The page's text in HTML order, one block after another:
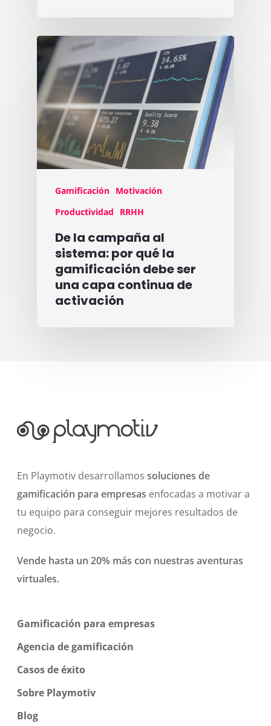
Gamificación Motivación
Productividad
RRHH
De la campaña al
sistema: por qué la
gamificación debe ser
una capa continua de
activación
En Playmotiv desarrollamos soluciones de
gamificación para empresas enfocadas a motivar a
tu equipo para conseguir mejores resultados de
negocio.
Vende hasta un 20% más con nuestras aventuras
virtuales.
Gamificación para empresas
Agencia de gamificación
Casos de éxito
Sobre Playmotiv
Blog